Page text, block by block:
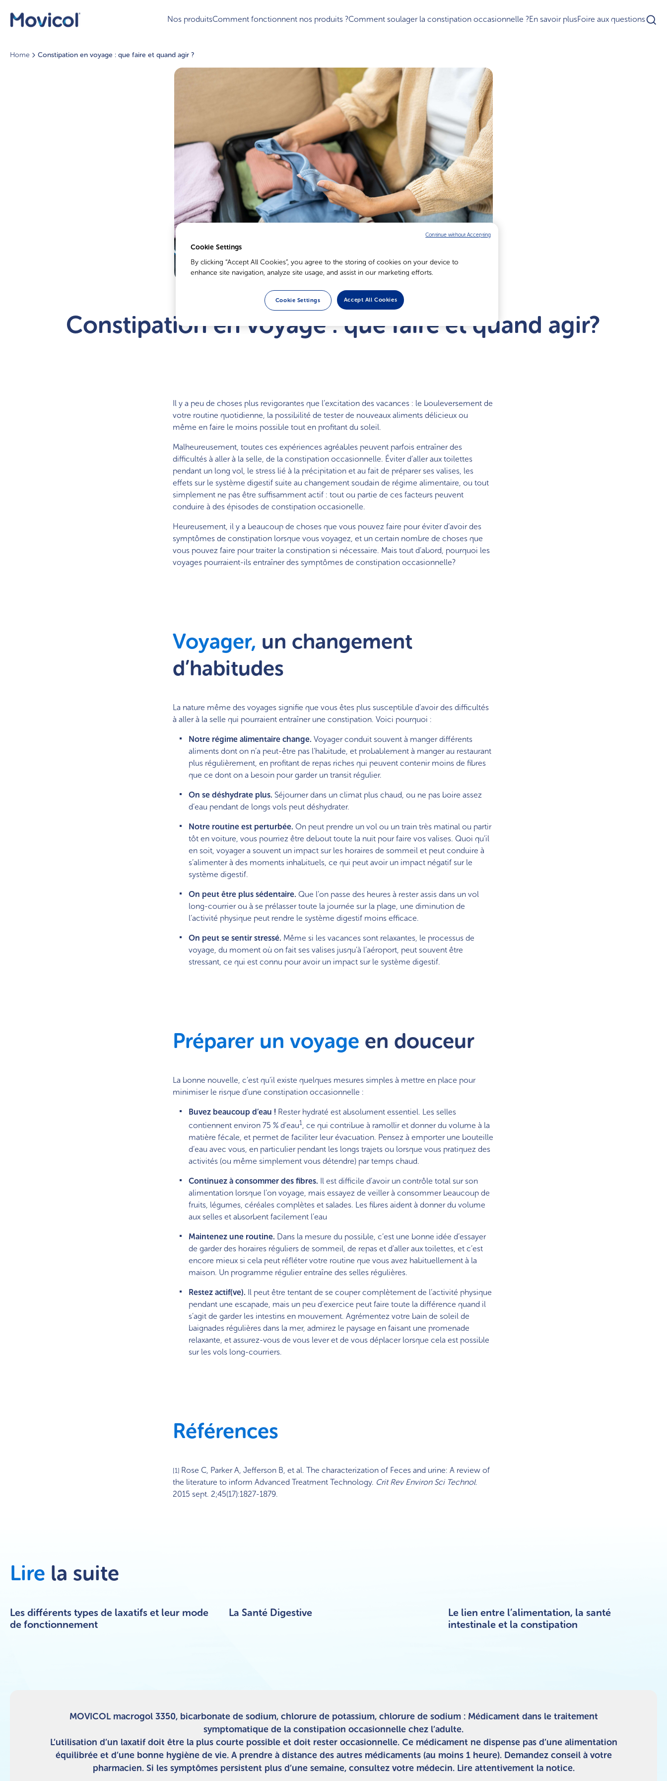
Nos produits
Médicament
®
Comment fonctionnent nos produits ?Comment soulager la constipation occasionnelle ?En savoir plusFoire aux questions
Home Constipation en voyage : que faire et quand agir ?
Constipation en voyage : que faire et quand agir?
Il y a peu de choses plus revigorantes que l’excitation des vacances : le bouleversement de
votre routine quotidienne, la possibilité de tester de nouveaux aliments délicieux ou
même en faire le moins possible tout en profitant du soleil.
Malheureusement, toutes ces expériences agréables peuvent parfois entraîner des
difficultés à aller à la selle, de la constipation occasionnelle. Éviter d’aller aux toilettes
pendant un long vol, le stress lié à la précipitation et au fait de préparer ses valises, les
effets sur le système digestif suite au changement soudain de régime alimentaire, ou tout
simplement ne pas être suffisamment actif : tout ou partie de ces facteurs peuvent
conduire à des épisodes de constipation occasionelle.
Heureusement, il y a beaucoup de choses que vous pouvez faire pour éviter d’avoir des
symptômes de constipation lorsque vous voyagez, et un certain nombre de choses que
vous pouvez faire pour traiter la constipation si nécessaire. Mais tout d’abord, pourquoi les
voyages pourraient-ils entraîner des symptômes de constipation occasionnelle?
Voyager, un changement
d’habitudes
La nature même des voyages signifie que vous êtes plus susceptible d’avoir des difficultés
à aller à la selle qui pourraient entraîner une constipation. Voici pourquoi :
Notre régime alimentaire change.Voyager conduit souvent à manger différents
aliments dont on n’a peut-être pas l’habitude, et probablement à manger au restaurant
plus régulièrement, en profitant de repas riches qui peuvent contenir moins de fibres
que ce dont on a besoin pour garder un transit régulier.
On se déshydrate plus. Séjourner dans un climat plus chaud, ou ne pas boire assez
d’eau pendant de longs vols peut déshydrater.
Notre routine est perturbée.On peut prendre un vol ou un train très matinal ou partir
tôt en voiture, vous pourriez être debout toute la nuit pour faire vos valises. Quoi qu’il
en soit, voyager a souvent un impact sur les horaires de sommeil et peut conduire à
s’alimenter à des moments inhabituels, ce qui peut avoir un impact négatif sur le
système digestif.
On peut être plus sédentaire. Que l’on passe des heures à rester assis dans un vol
long-courrier ou à se prélasser toute la journée sur la plage, une diminution de
l’activité physique peut rendre le système digestif moins efficace.
On peut se sentir stressé. Même si les vacances sont relaxantes, le processus de
voyage, du moment où on fait ses valises jusqu’à l’aéroport, peut souvent être
stressant, ce qui est connu pour avoir un impact sur le système digestif.
Préparer un voyage en douceur
La bonne nouvelle, c’est qu’il existe quelques mesures simples à mettre en place pour
minimiser le risque d’une constipation occasionnelle :
Buvez beaucoup d’eau ! Rester hydraté est absolument essentiel. Les selles
contiennent environ 75 % d’eau1, ce qui contribue à ramollir et donner du volume à la
matière fécale, et permet de faciliter leur évacuation. Pensez à emporter une bouteille
d’eau avec vous, en particulier pendant les longs trajets ou lorsque vous pratiquez des
activités (ou même simplement vous détendre) par temps chaud.
Continuez à consommer des fibres. Il est difficile d’avoir un contrôle total sur son
alimentation lorsque l’on voyage, mais essayez de veiller à consommer beaucoup de
fruits, légumes, céréales complètes et salades. Les fibres aident à donner du volume
aux selles et absorbent facilement l’eau
Maintenez une routine. Dans la mesure du possible, c’est une bonne idée d’essayer
de garder des horaires réguliers de sommeil, de repas et d’aller aux toilettes, et c’est
encore mieux si cela peut réfléter votre routine que vous avez habituellement à la
maison. Un programme régulier entraîne des selles régulières.
Restez actif(ve). Il peut être tentant de se couper complètement de l’activité physique
pendant une escapade, mais un peu d’exercice peut faire toute la différence quand il
s’agit de garder les intestins en mouvement. Agrémentez votre bain de soleil de
baignades régulières dans la mer, admirez le paysage en faisant une promenade
relaxante, et assurez-vous de vous lever et de vous déplacer lorsque cela est possible
sur les vols long-courriers.
Références
[1] Rose C, Parker A, Jefferson B, et al. The characterization of Feces and urine: A review of
the literature to inform Advanced Treatment Technology. Crit Rev Environ Sci Technol.
2015 sept. 2;45(17):1827-1879.
Lire la suite
Les différents types de laxatifs et leur mode
de fonctionnement
La Santé Digestive
Le lien entre l’alimentation, la santé
intestinale et la constipation
MOVICOL macrogol 3350, bicarbonate de sodium, chlorure de potassium, chlorure de sodium : Médicament dans le traitement
symptomatique de la constipation occasionnelle chez l’adulte.
L’utilisation d’un laxatif doit être la plus courte possible et doit rester occasionnelle. Ce médicament ne dispense pas d’une alimentation
équilibrée et d’une bonne hygiène de vie. A prendre à distance des autres médicaments (au moins 1 heure). Demandez conseil à votre
pharmacien. Si les symptômes persistent plus d’une semaine, consultez votre médecin. Lire attentivement la notice.
Cookie Settings
By clicking “Accept All Cookies”, you agree to the storing of cookies on your device to
enhance site navigation, analyze site usage, and assist in our marketing efforts.
Cookie Settings Accept All Cookies
Continue without Accepting